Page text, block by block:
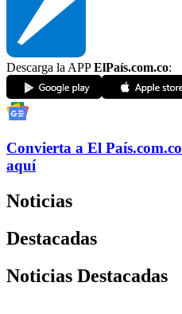
Descarga la APPElPaís.com.co:
Convierta a El País.com.co
aquí
Noticias
Destacadas
Noticias Destacadas